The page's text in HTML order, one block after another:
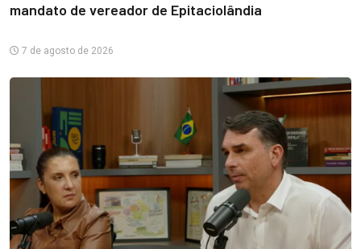
mandato de vereador de Epitaciolândia
7 de agosto de 2026